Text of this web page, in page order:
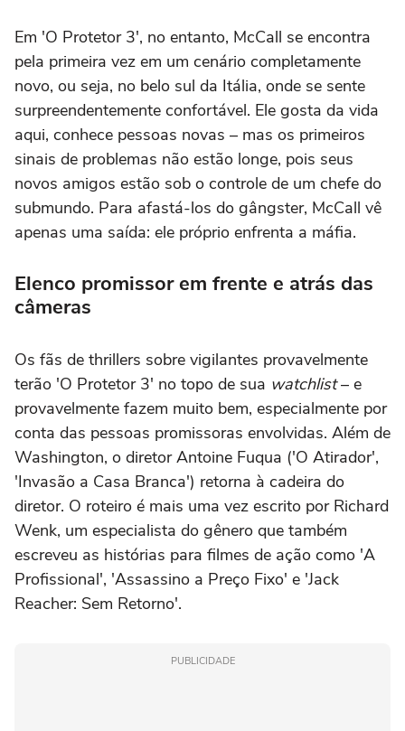
Em 'O Protetor 3', no entanto, McCall se encontra
pela primeira vez em um cenário completamente
novo, ou seja, no belo sul da Itália, onde se sente
surpreendentemente confortável. Ele gosta da vida
aqui, conhece pessoas novas – mas os primeiros
sinais de problemas não estão longe, pois seus
novos amigos estão sob o controle de um chefe do
submundo. Para afastá-los do gângster, McCall vê
apenas uma saída: ele próprio enfrenta a máfia.
Elenco promissor em frente e atrás das
câmeras
Os fãs de thrillers sobre vigilantes provavelmente
terão 'O Protetor 3' no topo de sua watchlist– e
provavelmente fazem muito bem, especialmente por
conta das pessoas promissoras envolvidas. Além de
Washington, o diretor Antoine Fuqua ('O Atirador',
'Invasão a Casa Branca') retorna à cadeira do
diretor. O roteiro é mais uma vez escrito por Richard
Wenk, um especialista do gênero que também
escreveu as histórias para filmes de ação como 'A
Profissional', 'Assassino a Preço Fixo' e 'Jack
Reacher: Sem Retorno'.
PUBLICIDADE